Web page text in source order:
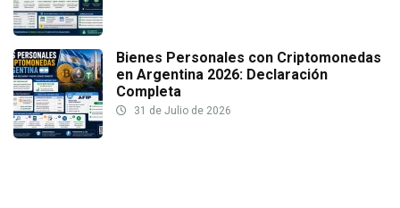
Bienes Personales con Criptomonedas
en Argentina 2026: Declaración
Completa
31 de Julio de 2026